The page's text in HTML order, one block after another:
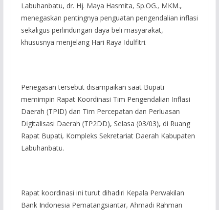
Labuhanbatu, dr. Hj. Maya Hasmita, Sp.OG., MKM.,
menegaskan pentingnya penguatan pengendalian inflasi
sekaligus perlindungan daya beli masyarakat,
khususnya menjelang Hari Raya Idulfitri.
Penegasan tersebut disampaikan saat Bupati
memimpin Rapat Koordinasi Tim Pengendalian Inflasi
Daerah (TPID) dan Tim Percepatan dan Perluasan
Digitalisasi Daerah (TP2DD), Selasa (03/03), di Ruang
Rapat Bupati, Kompleks Sekretariat Daerah Kabupaten
Labuhanbatu.
Rapat koordinasi ini turut dihadiri Kepala Perwakilan
Bank Indonesia Pematangsiantar, Ahmadi Rahman